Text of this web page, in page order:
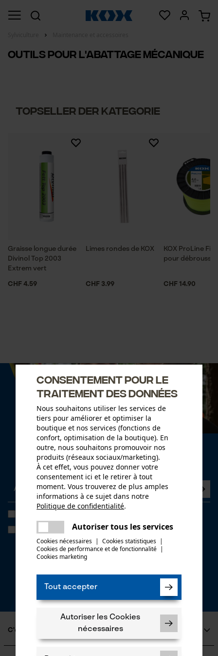
Outils pour l'abattage mécanique
Topseller der Kategorie
Graisse longue durée
Divinol Top 2003
Extrem vert
CHF 4.59
Limes rondes de KOX
CHF 3.99
KOX ProLine Fil
pour
CHF 14.90
Newsletter
Abonnez-vous maintenant à la newsletter
Si vous acceptez le tracking personnalisé, nous pourrons vous faire
parvenir des offres promotionnelles personnalisées dans notre
newsletter. Vos coordonnées ne seront pas transmises à des tiers.
Vous pourrez retirer votre consentement à tout moment sur simple
clic; pour ce faire, chaque newsletter affiche un lien tout en bas de
* Champs obligatoires
*** Valable à partir d'un montant de CHF 100,-
C'est KOX
Consentement pour le
traitement des données
Nous souhaitons utiliser les services de
tiers pour améliorer et optimiser la
boutique et nos services (fonctions de
confort, optimisation de la boutique). En
outre, nous souhaitons promouvoir nos
produits (réseaux sociaux/marketing).
À cet effet, vous pouvez donner votre
consentement ici et le retirer à tout
moment. Vous trouverez de plus amples
informations à ce sujet dans notre
Politique de confidentialité.
Autoriser tous les services
Cookies nécessaires | Cookies statistiques |
Cookies de performance et de fonctionnalité |
Cookies marketing
Tout accepter
Autoriser les Cookies
nécessaires
Une erreur s'est produite. Veuillez
essayer encore.
partager
partager
mail